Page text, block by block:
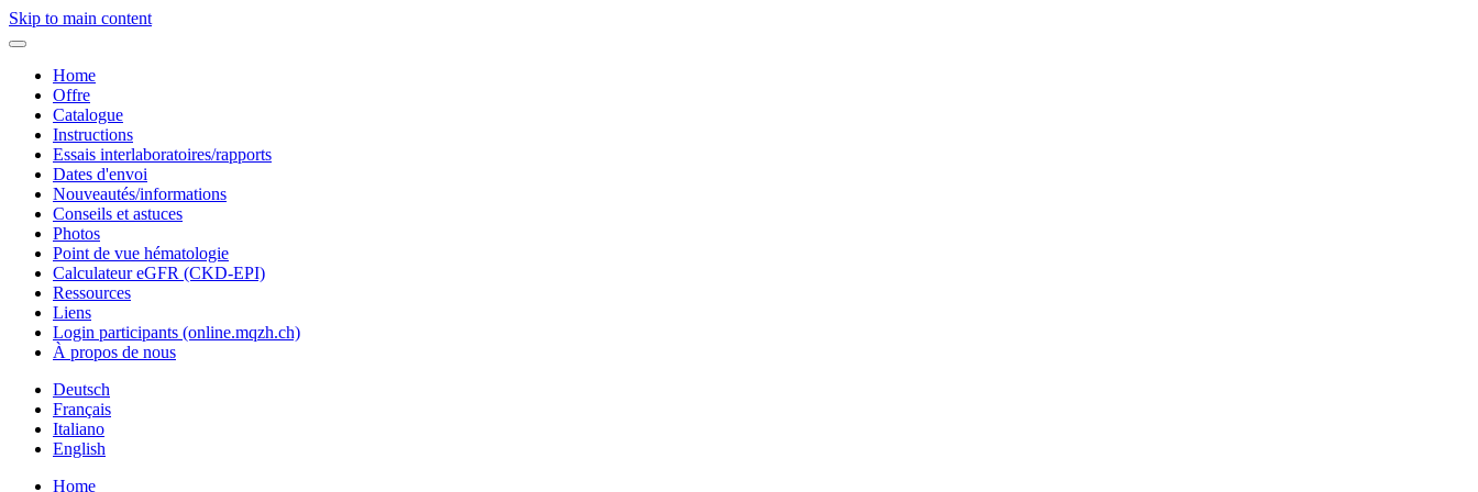
Skip to main content
Home
Offre
Catalogue
Instructions
Essais interlaboratoires/rapports
Dates d'envoi
Nouveautés/informations
Conseils et astuces
Photos
Point de vue hématologie
Calculateur eGFR (CKD-EPI)
Ressources
Liens
Login participants (online.mqzh.ch)
À propos de nous
Deutsch
Français
Italiano
English
Home